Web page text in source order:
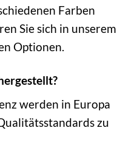
Farben
Sie sich in unserem
Optionen.
werden in Europa
zu